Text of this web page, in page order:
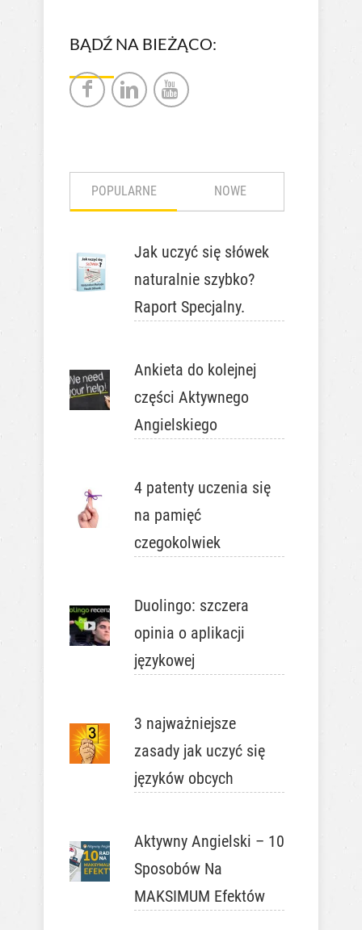
BĄDŹ NA BIEŻĄCO:
POPULARNE NOWE
Jak uczyć się słówek
naturalnie szybko?
Raport Specjalny.
Ankieta do kolejnej
części Aktywnego
Angielskiego
4 patenty uczenia się
na pamięć
czegokolwiek
Duolingo: szczera
opinia o aplikacji
językowej
3 najważniejsze
zasady jak uczyć się
języków obcych
Aktywny Angielski – 10
Sposobów Na
MAKSIMUM Efektów